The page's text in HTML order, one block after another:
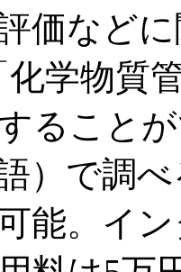
価など
化学物質
ること
語）で調
能。イ